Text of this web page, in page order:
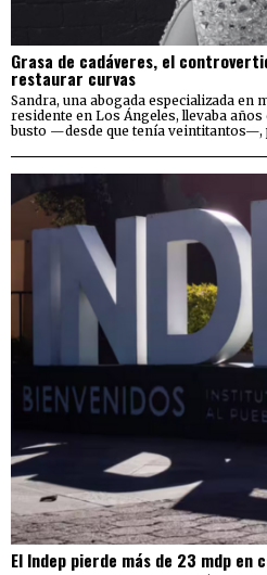
Grasa de cadáveres, el
restaurar curvas
Sandra, una abogada especializada en
residente en Los Ángeles, llevaba
busto —desde que tenía veintitantos—,
El Indep pierde más de 23 mdp